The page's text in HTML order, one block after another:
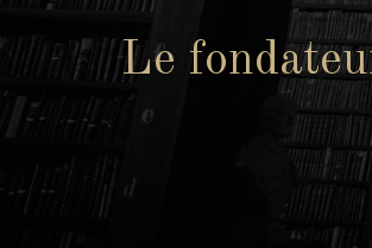
Le